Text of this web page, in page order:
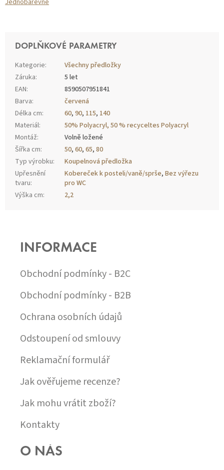
Jednobarevné
DOPLŇKOVÉ PARAMETRY
Kategorie:
Všechny předložky
Záruka:
5 let
EAN:
8590507951841
Barva:
červená
Délka cm: 60, 90, 115, 140
Materiál:
50% Polyacryl, 50 % recyceltes Polyacryl
Montáž:
Volně ložené
Šířka cm: 50, 60, 65, 80
Typ výrobku:
Koupelnová předložka
Upřesnění
tvaru:
Kobereček k posteli/vaně/sprše, Bez výřezu
pro WC
Výška cm:
2,2
INFORMACE
Obchodní podmínky - B2C
Obchodní podmínky - B2B
Ochrana osobních údajů
Odstoupení od smlouvy
Reklamační formulář
Jak ověřujeme recenze?
Jak mohu vrátit zboží?
Kontakty
O NÁS